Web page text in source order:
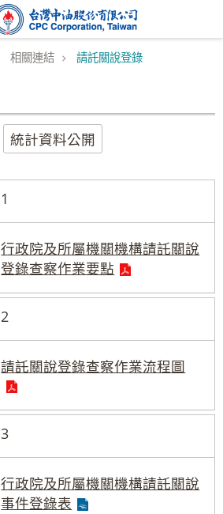
相關連結 請託關說登錄
統計資料公開
1
行政院及所屬機關機構請託關說
登錄查察作業要點
2
請託關說登錄查察作業流程圖
3
行政院及所屬機關機構請託關說
事件登錄表